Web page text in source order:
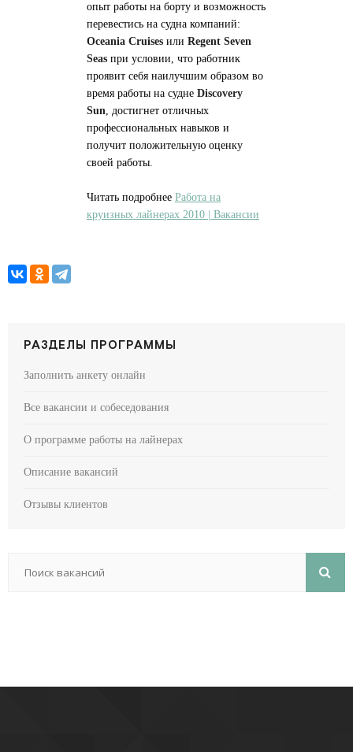
опыт работы на борту и возможность
перевестись на судна компаний:
Oceania Cruises или Regent Seven
Seas при условии, что работник
проявит себя наилучшим образом во
время работы на судне Discovery
Sun, достигнет отличных
профессиональных навыков и
получит положительную оценку
своей работы.
Читать подробнее Работа на
круизных лайнерах 2010 | Вакансии
РАЗДЕЛЫ ПРОГРАММЫ
Заполнить анкету онлайн
Все вакансии и собеседования
О программе работы на лайнерах
Описание вакансий
Отзывы клиентов